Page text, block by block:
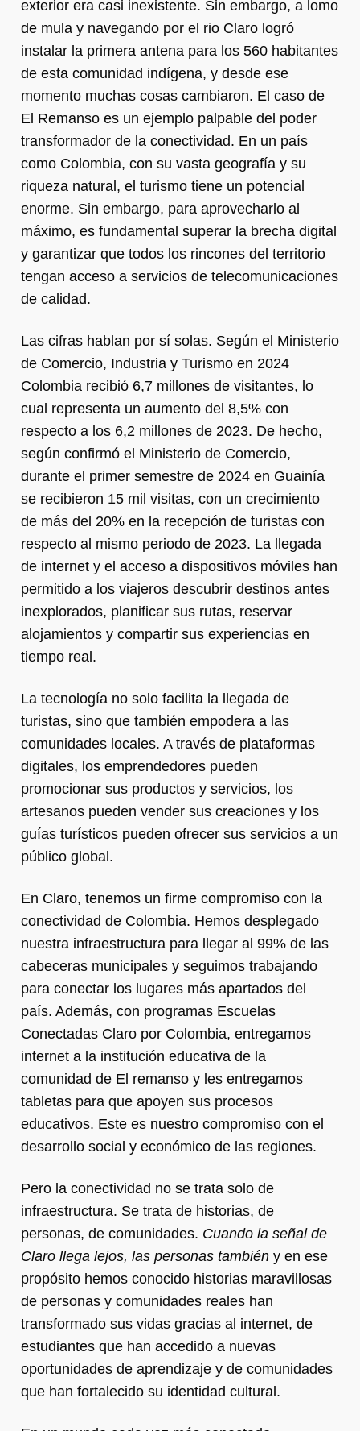
exterior era casi inexistente. Sin embargo, a lomo
de mula y navegando por el rio Claro logró
instalar la primera antena para los 560 habitantes
de esta comunidad indígena, y desde ese
momento muchas cosas cambiaron. El caso de
El Remanso es un ejemplo palpable del poder
transformador de la conectividad. En un país
como Colombia, con su vasta geografía y su
riqueza natural, el turismo tiene un potencial
enorme. Sin embargo, para aprovecharlo al
máximo, es fundamental superar la brecha digital
y garantizar que todos los rincones del territorio
tengan acceso a servicios de telecomunicaciones
de calidad.
Las cifras hablan por sí solas. Según el Ministerio
de Comercio, Industria y Turismo en 2024
Colombia recibió 6,7 millones de visitantes, lo
cual representa un aumento del 8,5% con
respecto a los 6,2 millones de 2023. De hecho,
según confirmó el Ministerio de Comercio,
durante el primer semestre de 2024 en Guainía
se recibieron 15 mil visitas, con un crecimiento
de más del 20% en la recepción de turistas con
respecto al mismo periodo de 2023. La llegada
de internet y el acceso a dispositivos móviles han
permitido a los viajeros descubrir destinos antes
inexplorados, planificar sus rutas, reservar
alojamientos y compartir sus experiencias en
tiempo real.
La tecnología no solo facilita la llegada de
turistas, sino que también empodera a las
comunidades locales. A través de plataformas
digitales, los emprendedores pueden
promocionar sus productos y servicios, los
artesanos pueden vender sus creaciones y los
guías turísticos pueden ofrecer sus servicios a un
público global.
En Claro, tenemos un firme compromiso con la
conectividad de Colombia. Hemos desplegado
nuestra infraestructura para llegar al 99% de las
cabeceras municipales y seguimos trabajando
para conectar los lugares más apartados del
país. Además, con programas Escuelas
Conectadas Claro por Colombia, entregamos
internet a la institución educativa de la
comunidad de El remanso y les entregamos
tabletas para que apoyen sus procesos
educativos. Este es nuestro compromiso con el
desarrollo social y económico de las regiones.
Pero la conectividad no se trata solo de
infraestructura. Se trata de historias, de
personas, de comunidades. Cuando la señal de
Claro llega lejos, las personas también y en ese
propósito hemos conocido historias maravillosas
de personas y comunidades reales han
transformado sus vidas gracias al internet, de
estudiantes que han accedido a nuevas
oportunidades de aprendizaje y de comunidades
que han fortalecido su identidad cultural.